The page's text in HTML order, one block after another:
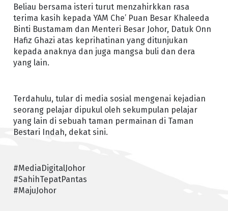
Beliau bersama isteri turut menzahirkkan rasa
terima kasih kepada YAM Che’ Puan Besar Khaleeda
Binti Bustamam dan Menteri Besar Johor, Datuk Onn
Hafiz Ghazi atas keprihatinan yang ditunjukan
kepada anaknya dan juga mangsa buli dan dera
yang lain.
Terdahulu, tular di media sosial mengenai kejadian
seorang pelajar dipukul oleh sekumpulan pelajar
yang lain di sebuah taman permainan di Taman
Bestari Indah, dekat sini.
#MediaDigitalJohor
#SahihTepatPantas
#MajuJohor